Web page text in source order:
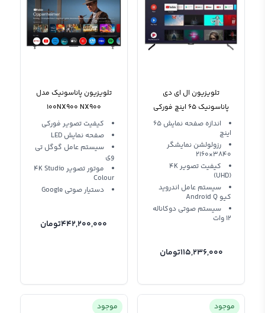
تلویزیون ال ای دی
پاناسونیک 65 اینچ فورکی
65HX750M
اندازه صفحه نمایش 65
اینچ
رزولولشن نمایشگر
3840×2160
کیفیت تصویر 4K
(UHD)
سیستم عامل اندروید
کیو Android Q
سیستم صوتی دوکاناله
12 وات
115,236,000تومان
تلویزیون پاناسونیک مدل
100NX900 NX900
کیفیت تصویر فورکی
صفحه نمایش LED
سیستم عامل گوگل تی
وی
موتور تصویر 4K Studio
Colour
دستیار صوتی Google
442,200,000تومان
موجود موجود